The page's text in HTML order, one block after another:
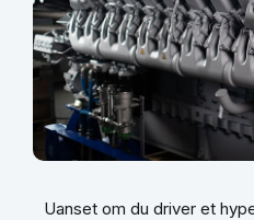
Uanset om du driver et